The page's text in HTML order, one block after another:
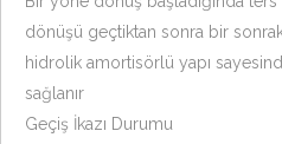
dönüşü geçtiktan sonra bir
hidrolik amortisörlü yapı
sağlanır
Geçiş İkazı Durumu